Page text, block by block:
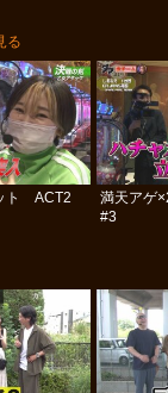
る
ト ACT2
満天アゲ
#3